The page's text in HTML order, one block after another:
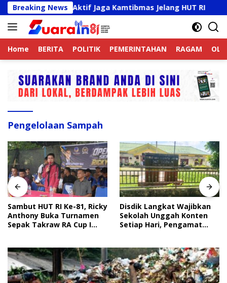
Langsung
ke
konten
Breaking News
Online Aktif Jaga Kamtibmas Jelang HUT RI
Home BERITA POLITIK PEMERINTAHAN RAGAM
Pengelolaan Sampah
Sambut HUT RI Ke-81, Ricky
Anthony Buka Turnamen
Sepak Takraw RA Cup I
Disdik Langkat Wajibkan
Sekolah Unggah Konten
Setiap Hari, Pengamat